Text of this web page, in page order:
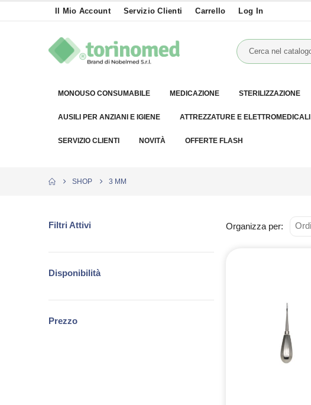
Il Mio Account Servizio Clienti Carrello Log In
MONOUSO CONSUMABILE MEDICAZIONE STERILIZZAZIONE
AUSILI PER ANZIANI E IGIENE ATTREZZATURE E ELETTROMEDICALI
SERVIZIO CLIENTI NOVITÀ OFFERTE FLASH
SHOP 3 MM
Organizza per:
Filtri Attivi
Disponibilità
Prezzo